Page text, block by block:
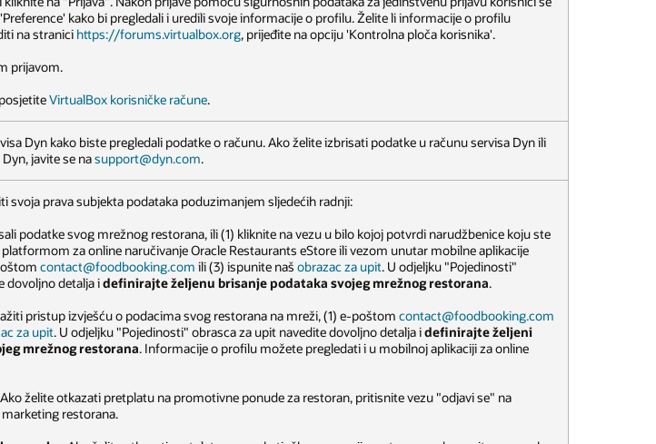
kako bi pregledali i uredili svoje informacije o profilu. Želite li informacije o profilu
na stranici https://forums.virtualbox.org, prijeđite na opciju 'Kontrolna ploča korisnika'.
prijavom.
VirtualBox korisničke račune.
Dyn kako biste pregledali podatke o računu. Ako želite izbrisati podatke u računu servisa Dyn ili
javite se nasupport@dyn.com.
svoja prava subjekta podataka poduzimanjem sljedećih radnji:
podatke svog mrežnog restorana, ili (1) kliknite na vezu u bilo kojoj potvrdi narudžbenice koju ste
za online naručivanje Oracle Restaurants eStore ili vezom unutar mobilne aplikacije
contact@foodbooking.com ili (3) ispunite našobrazac za upit. U odjeljku "Pojedinosti"
dovoljno detalja idefinirajte željenu brisanje podataka svojeg mrežnog restorana.
pristup izvješću o podacima svog restorana na mreži, (1) e-poštomcontact@foodbooking.com
za upit. U odjeljku "Pojedinosti" obrasca za upit navedite dovoljno detalja idefinirajte željeni
mrežnog restorana. Informacije o profilu možete pregledati i u mobilnoj aplikaciji za online
Ako želite otkazati pretplatu na promotivne ponude za restoran, pritisnite vezu "odjavi se" na
restorana.